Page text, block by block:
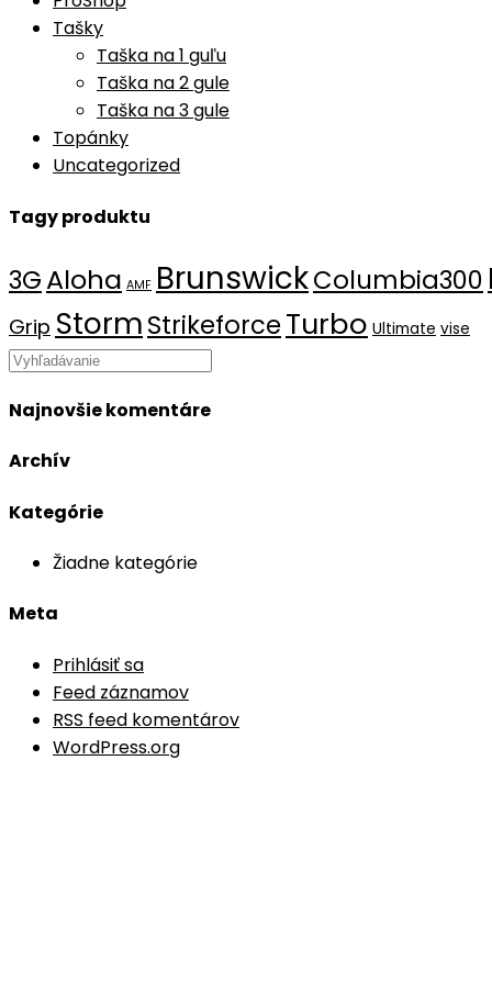
Tašky
Taška na 1 guľu
Taška na 2 gule
Taška na 3 gule
Topánky
Uncategorized
Tagy produktu
3GAloha AMF BrunswickColumbia300
Grip StormStrikeforceTurbo Ultimate vise
Search
website
Najnovšie komentáre
Archív
Kategórie
Žiadne kategórie
Meta
Prihlásiť sa
Feed záznamov
RSS feed komentárov
WordPress.org